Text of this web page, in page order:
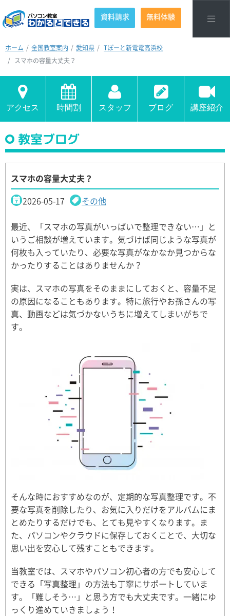
資料請求 無料体験
ホーム 全国教室案内 愛知県
Tぽーと新電電高浜校
スマホの容量大丈夫？
アクセス 時間割 スタッフ ブログ 講座紹介
教室ブログ
スマホの容量大丈夫？
2026-05-17
その他
最近、「スマホの写真がいっぱいで整理できない…」と
いうご相談が増えています。気づけば同じような写真が
何枚も入っていたり、必要な写真がなかなか見つからな
かったりすることはありませんか？
実は、スマホの写真をそのままにしておくと、容量不足
の原因になることもあります。特に旅行やお孫さんの写
真、動画などは気づかないうちに増えてしまいがちで
す。
そんな時におすすめなのが、定期的な写真整理です。不
要な写真を削除したり、お気に入りだけをアルバムにま
とめたりするだけでも、とても見やすくなります。ま
た、パソコンやクラウドに保存しておくことで、大切な
思い出を安心して残すこともできます。
当教室では、スマホやパソコン初心者の方でも安心して
できる「写真整理」の方法も丁寧にサポートしていま
す。「難しそう…」と思う方でも大丈夫です。一緒にゆ
っくり進めていきましょう！